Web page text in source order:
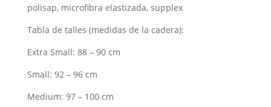
polisap, microfibra elastizada, supplex
Tabla de talles (medidas de la cadera):
Extra Small: 88 – 90 cm
Small: 92 – 96 cm
Medium: 97 – 100 cm